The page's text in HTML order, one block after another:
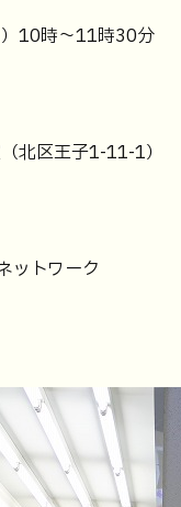
10時～11時30分
区王子1-11-1）
ットワーク